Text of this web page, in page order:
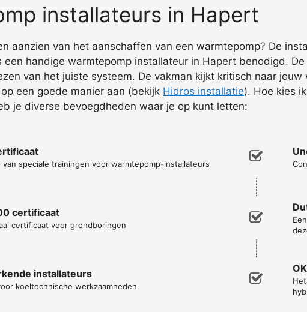
installateurs in Hapert
aanzien van het aanschaffen van een warmtepomp? De
een handige warmtepomp installateur in Hapert benodigd.
van het juiste systeem. De vakman kijkt kritisch naar
een goede manier aan (bekijk Hidros installatie). Hoe kies
je diverse bevoegdheden waar je op kunt letten:
van speciale trainingen voor warmtepomp-installateurs
certificaat
certificaat voor grondboringen
installateurs
koeltechnische werkzaamheden